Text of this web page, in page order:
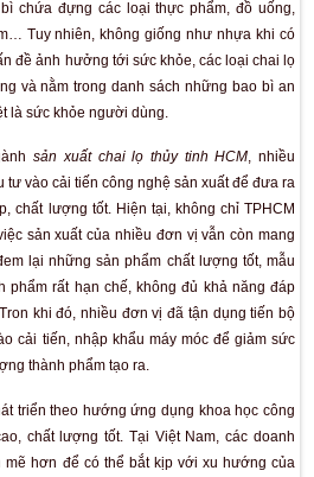
chai lọ thủy tinh HCM có
đây, nền sản xuất chai lọ thủy tinh tại
và tiếp tục chiếm thị phần lớn
Chai lọ thủy tinh là một trong
bao bì chứa đựng các loại thực
phẩm… Tuy nhiên, không giống
vấn đề ảnh hưởng tới sức khỏe,
tin dùng và nằm trong danh sách
biệt là sức khỏe người dùng.
ngànhsản xuất chai lọ thủy
đầu tư vào cải tiến công nghệ sản